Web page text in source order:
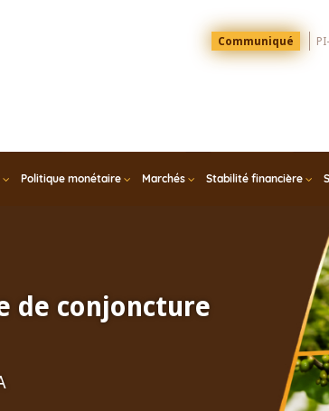
Menu
Top
Communiqué
Politique monétaire Marchés Stabilité financière
de conjoncture